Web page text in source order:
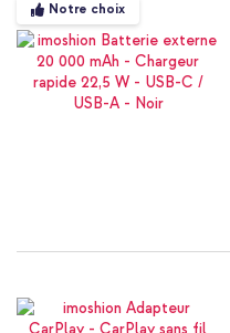
Notre choix